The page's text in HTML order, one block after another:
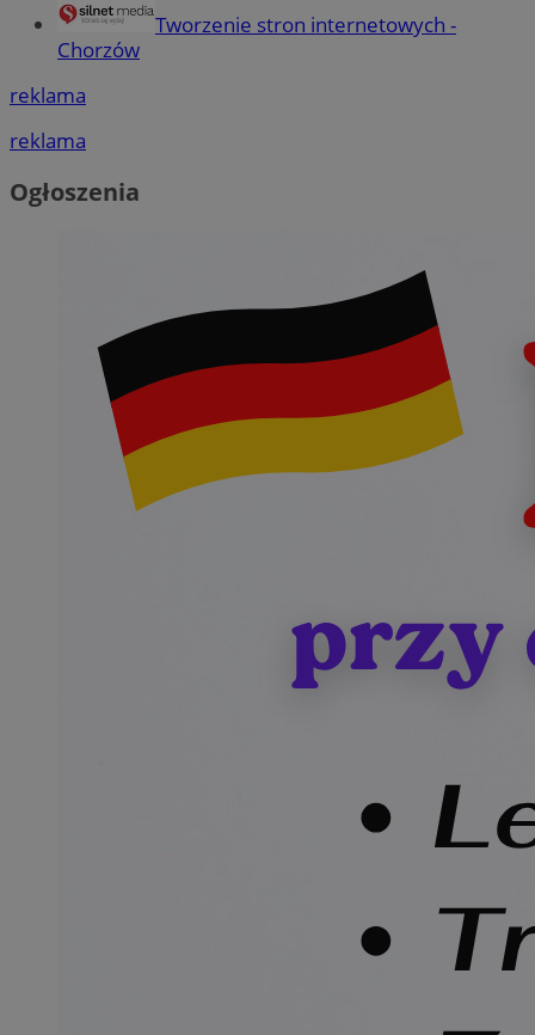
Tworzenie stron internetowych -
Chorzów
reklama
reklama
Ogłoszenia